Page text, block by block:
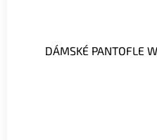
DÁMSKÉ PANTOFLE